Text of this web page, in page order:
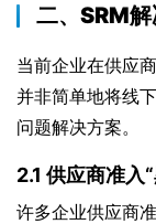
二、SRM
当前企业在供应
并非简单地将线
问题解决方案。
2.1 供应商准入
许多企业供应商